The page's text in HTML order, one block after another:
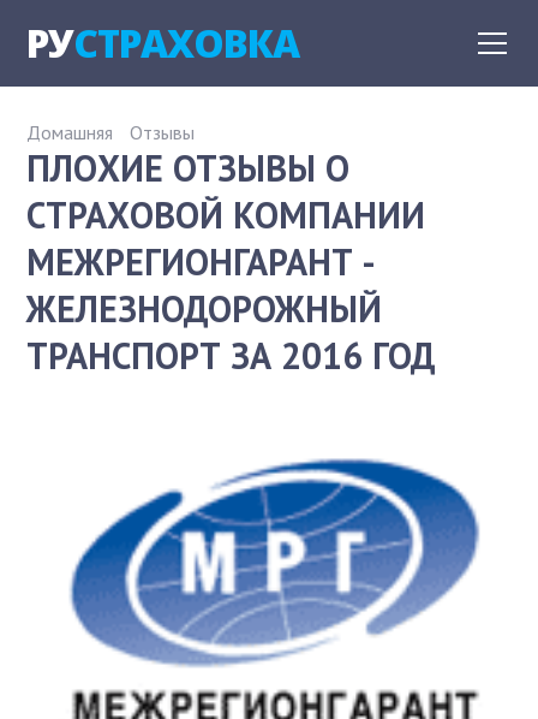
РУСТРАХОВКА
Домашняя Отзывы
ПЛОХИЕ ОТЗЫВЫ О
СТРАХОВОЙ КОМПАНИИ
МЕЖРЕГИОНГАРАНТ -
ЖЕЛЕЗНОДОРОЖНЫЙ
ТРАНСПОРТ ЗА 2016 ГОД